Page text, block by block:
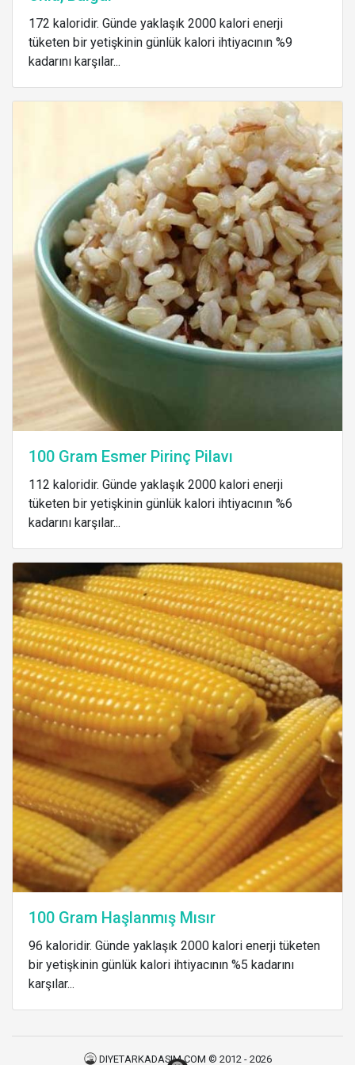
172 kaloridir. Günde yaklaşık 2000 kalori enerji
tüketen bir yetişkinin günlük kalori ihtiyacının %9
kadarını karşılar...
100 Gram Esmer Pirinç Pilavı
112 kaloridir. Günde yaklaşık 2000 kalori enerji
tüketen bir yetişkinin günlük kalori ihtiyacının %6
kadarını karşılar...
100 Gram Haşlanmış Mısır
96 kaloridir. Günde yaklaşık 2000 kalori enerji tüketen
bir yetişkinin günlük kalori ihtiyacının %5 kadarını
karşılar...
DIYETARKADASIM.COM © 2012 - 2026